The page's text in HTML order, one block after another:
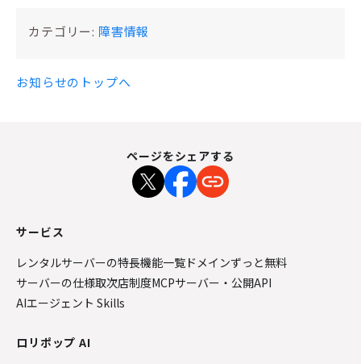
カテゴリー: 障害情報
お知らせのトップへ
ページをシェアする
サービス
レンタルサーバーの特長機能一覧 ドメインずっと無料
サーバーの仕様取次店制度MCPサーバー・公開API
AIエージェント Skills
ロリポップ AI